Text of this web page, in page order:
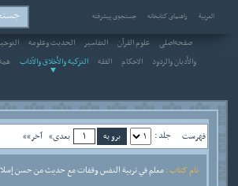
العربیة راهنمای کتابخانه جستجوی پیشرفته
صفحه‌اصلی علوم القرآن التفاسير الحديث وعلومه
والأديان والردود
الاحکام الفقه التزكية والأخلاق والآداب
فهرست جلد : بعدی» آخر»»
نام کتاب :معلم في تربية النفس وقفات مع حديث من حسن إسلام